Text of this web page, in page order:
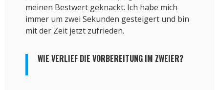
meinen Bestwert geknackt. Ich habe mich
immer um zwei Sekunden gesteigert und bin
mit der Zeit jetzt zufrieden.
WIE VERLIEF DIE VORBEREITUNG IM ZWEIER?